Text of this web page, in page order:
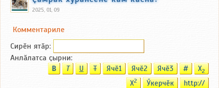
2025, 01, 09
Комментариле
Сирӗн ятӑp:
Анлӑлатса ҫырни:
B T U T Ячӗ1 Ячӗ2 Ячӗ3 # X2
X2 Ӳкерчӗк http://